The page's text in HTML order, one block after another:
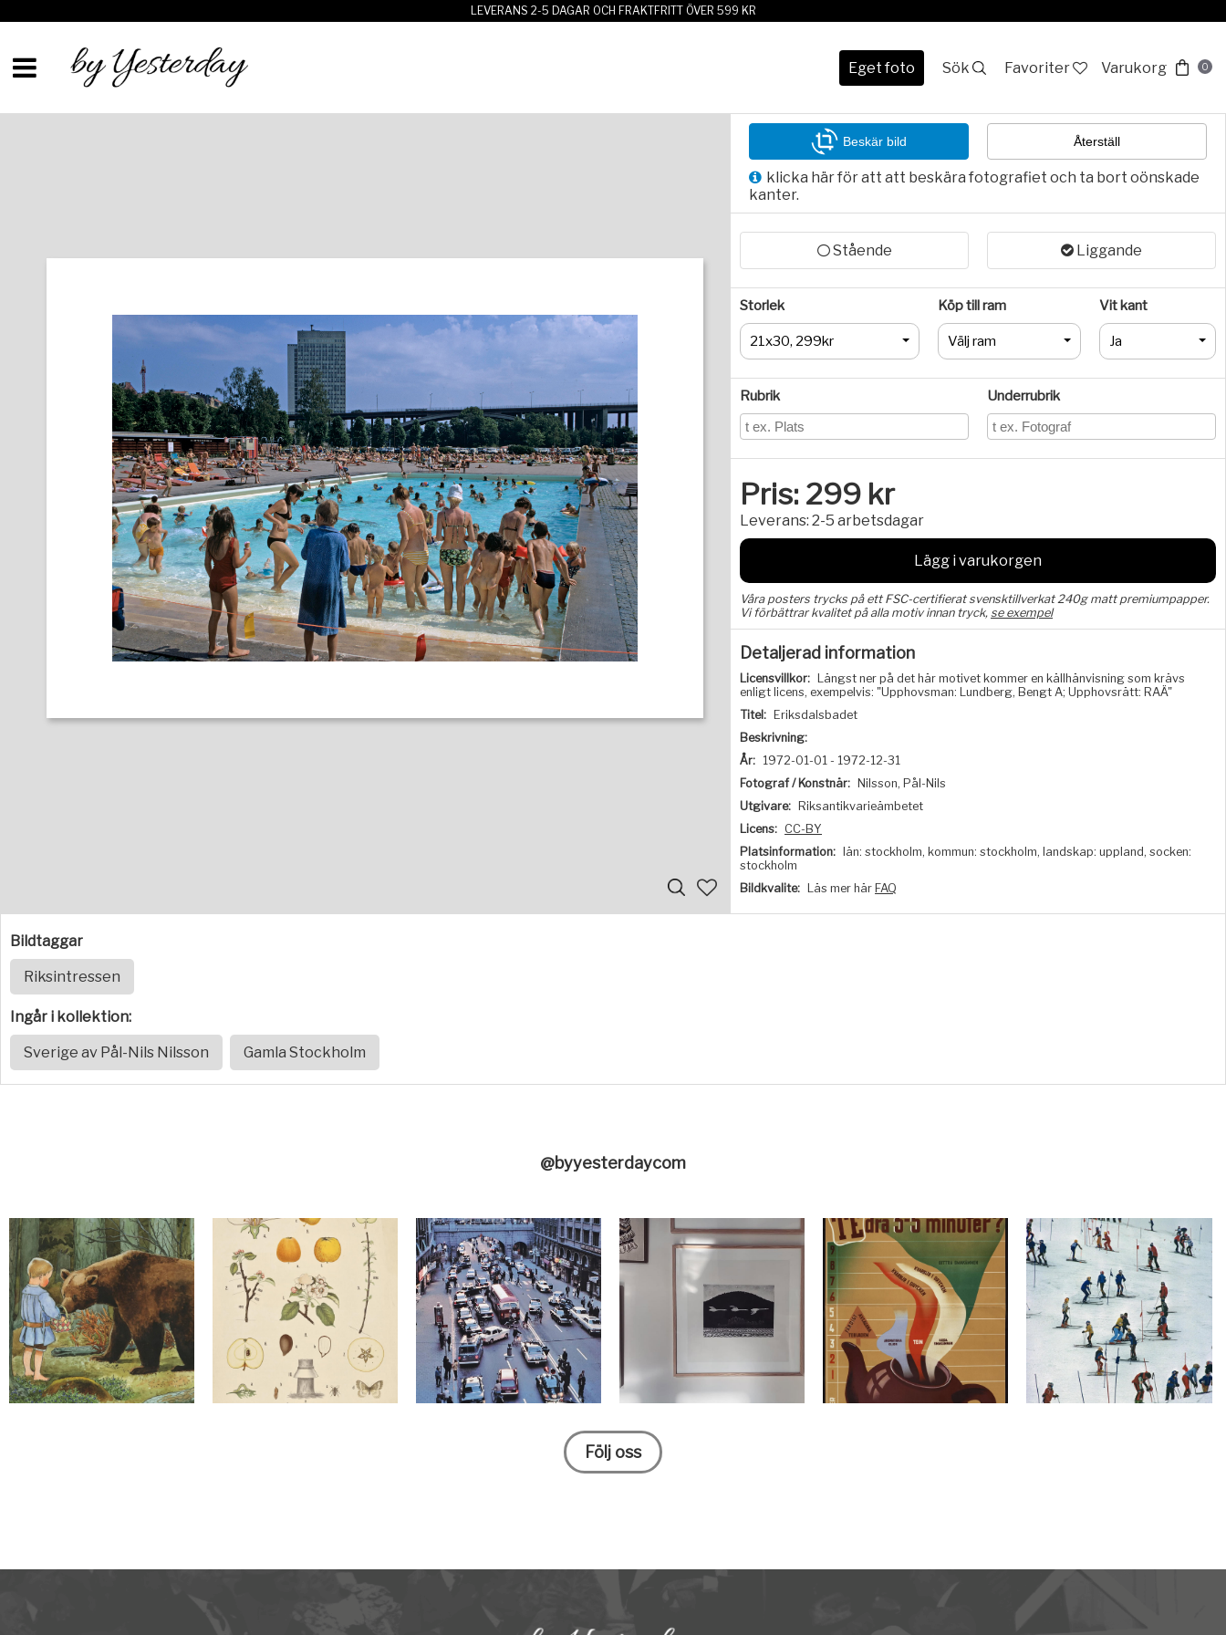
LEVERANS 2-5 DAGAR OCH FRAKTFRITT ÖVER 599 KR
Eget foto Sök Favoriter Varukorg 0
Beskär bild Återställ
klicka här för att att beskära fotografiet och ta bort oönskade
kanter.
Stående Liggande
Storlek
21x30, 299kr
Köp till ram
Välj ram
Vit kant
Ja
Rubrik Underrubrik
Pris: 299 kr
Leverans: 2-5 arbetsdagar
Lägg i varukorgen
Våra posters trycks på ett FSC-certifierat svensktillverkat 240g matt premiumpapper.
Vi förbättrar kvalitet på alla motiv innan tryck, se exempel
Detaljerad information
Licensvillkor:
Längst ner på det här motivet kommer en källhänvisning som krävs
enligt licens, exempelvis: "Upphovsman: Lundberg, Bengt A; Upphovsrätt: RAÄ"
Titel:
Eriksdalsbadet
Beskrivning:
År: 1972-01-01 - 1972-12-31
Fotograf / Konstnär:
Nilsson, Pål-Nils
Utgivare:
Riksantikvarieämbetet
Licens: CC-BY
Platsinformation:
län: stockholm, kommun: stockholm, landskap: uppland, socken:
stockholm
Bildkvalite:
Läs mer här FAQ
Bildtaggar
Riksintressen
Ingår i kollektion:
Sverige av Pål-Nils Nilsson Gamla Stockholm
@byyesterdaycom
Följ oss